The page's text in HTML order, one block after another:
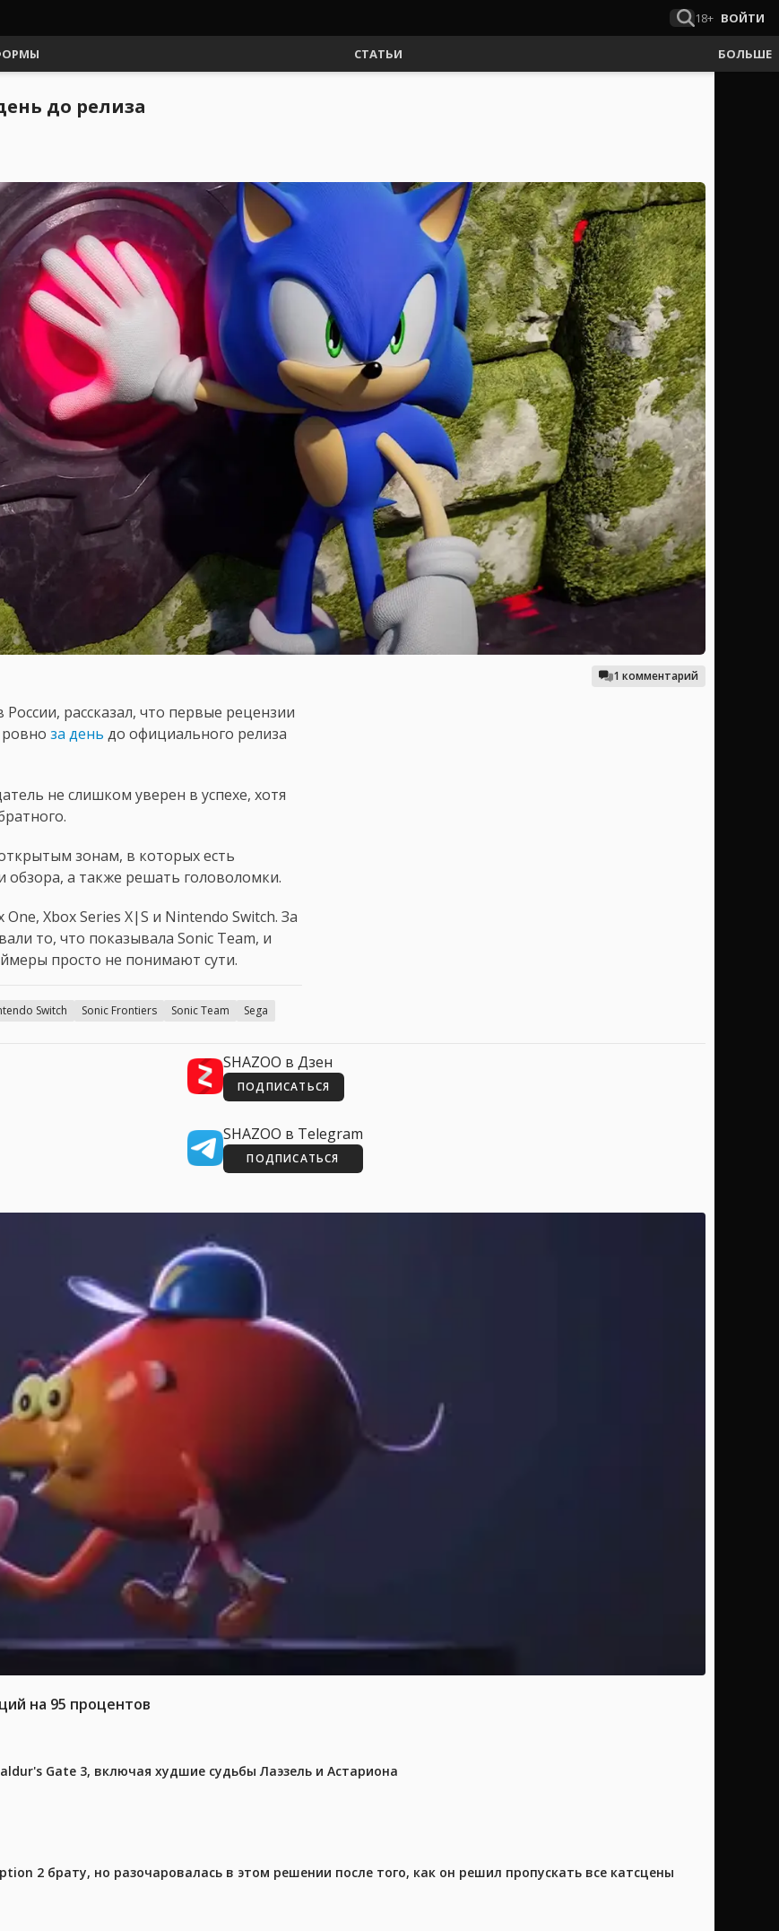
18+ ВОЙТИ
СТАТЬИ БОЛЬШЕ
до релиза
1 комментарий
рассказал, что первые рецензии
ровно за день до официального релиза
не слишком уверен в успехе, хотя
зонам, в которых есть
обзора, а также решать головоломки.
One, Xbox Series X|S и Nintendo Switch. За
то, что показывала Sonic Team, и
просто не понимают сути.
Switch Sonic Frontiers Sonic Team
Sega
SHAZOO в Дзен
ПОДПИСАТЬСЯ
SHAZOO в Telegram
ПОДПИСАТЬСЯ
на 95 процентов
Gate 3, включая худшие судьбы Лаэзель и Астариона
2 брату, но разочаровалась в этом решении после того, как он решил пропускать все катсцены